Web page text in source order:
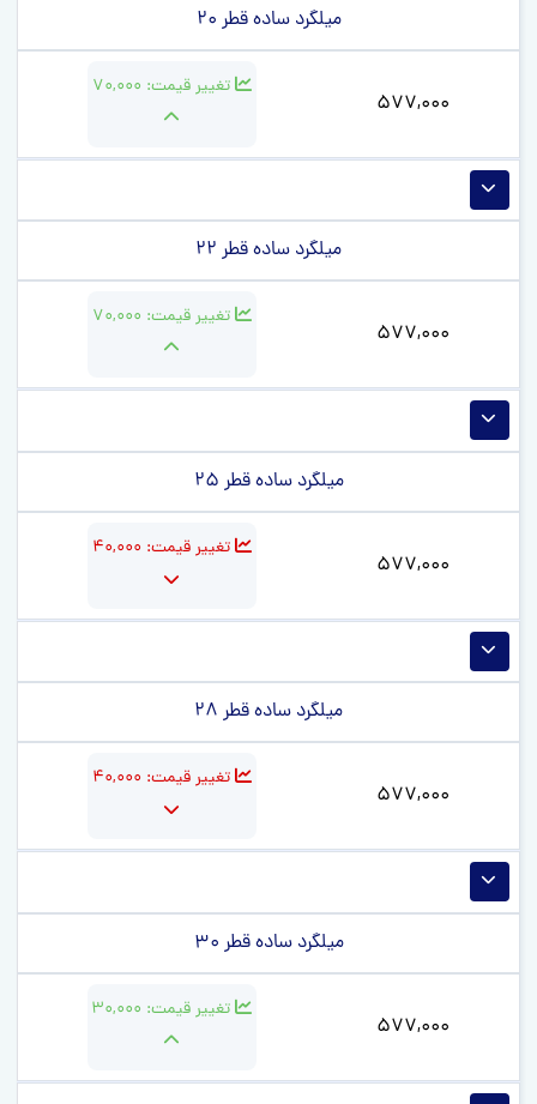
میلگرد ساده قطر 20
577,000
تغییر قیمت: 70,000
میلگرد ساده قطر 22
577,000
تغییر قیمت: 70,000
میلگرد ساده قطر 25
577,000
تغییر قیمت: 40,000
میلگرد ساده قطر 28
577,000
تغییر قیمت: 40,000
میلگرد ساده قطر 30
577,000
تغییر قیمت: 30,000